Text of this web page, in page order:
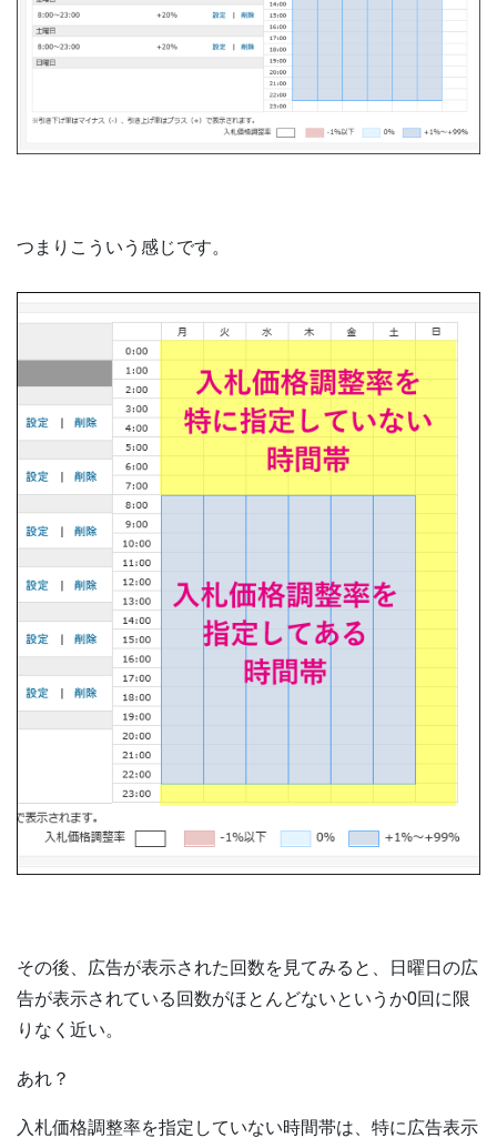
つまりこういう感じです。
その後、広告が表示された回数を見てみると、日曜日の広
告が表示されている回数がほとんどないというか0回に限
りなく近い。
あれ？
入札価格調整率を指定していない時間帯は、特に広告表示